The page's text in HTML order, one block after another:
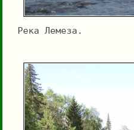
Река Лемеза.